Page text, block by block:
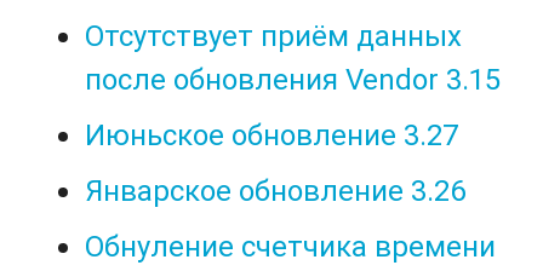
Отсутствует приём данных
после обновления Vendor 3.15
Июньское обновление 3.27
Январское обновление 3.26
Обнуление счетчика времени